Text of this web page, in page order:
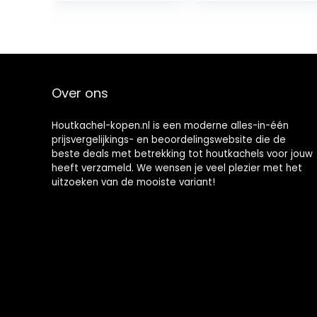
None
Over ons
Houtkachel-kopen.nl is een moderne alles-in-één
prijsvergelijkings- en beoordelingswebsite die de
beste deals met betrekking tot houtkachels voor jouw
heeft verzameld. We wensen je veel plezier met het
uitzoeken van de mooiste variant!